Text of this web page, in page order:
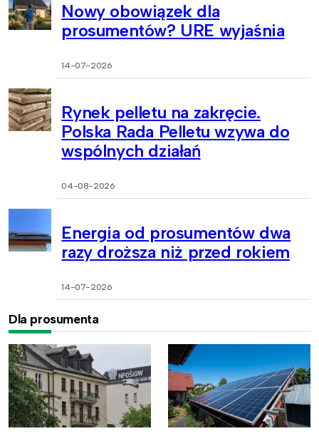
Nowy obowiązek dla
prosumentów? URE wyjaśnia
14-07-2026
Rynek pelletu na zakręcie.
Polska Rada Pelletu wzywa do
wspólnych działań
04-08-2026
Energia od prosumentów dwa
razy droższa niż przed rokiem
14-07-2026
Dla prosumenta